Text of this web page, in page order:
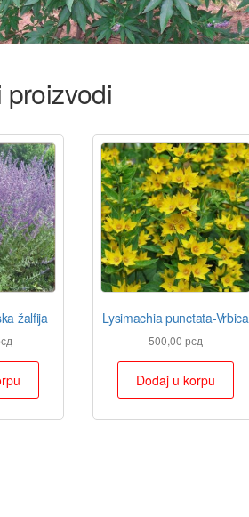
proizvodi
žalfija Lysimachia punctata-Vrbica
500,00 рсд
Dodaj u korpu